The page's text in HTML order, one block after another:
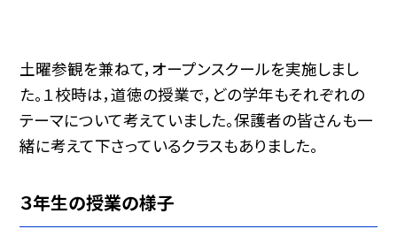
土曜参観を兼ねて，オープンスクールを実施しまし
た。１校時は，道徳の授業で，どの学年もそれぞれの
テーマについて考えていました。保護者の皆さんも一
緒に考えて下さっているクラスもありました。
３年生の授業の様子